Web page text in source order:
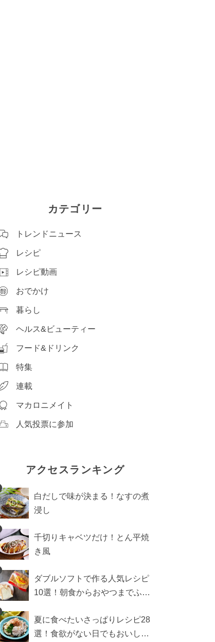
カテゴリー
トレンドニュース
レシピ
レシピ動画
おでかけ
暮らし
ヘルス&ビューティー
フード&ドリンク
特集
連載
マカロニメイト
人気投票に参加
アクセスランキング
白だしで味が決まる！なすの煮
浸し
千切りキャベツだけ！とん平焼
き風
ダブルソフトで作る人気レシピ
10選！朝食からおやつまでふん
夏に食べたいさっぱりレシピ28
選！食欲がない日でもおいしい